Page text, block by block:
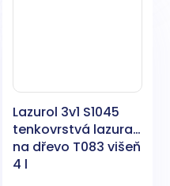
Lazurol 3v1 S1045
tenkovrstvá lazura
na dřevo T083 višeň
4 l